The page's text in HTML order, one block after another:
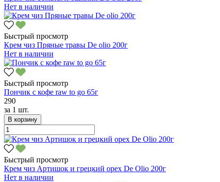
Нет в наличии
Быстрый просмотр
Крем чиз Пряные травы De olio 200г
Нет в наличии
Быстрый просмотр
Пончик с кофе raw to go 65г
290
за 1 шт.
В корзину
Быстрый просмотр
Крем чиз Артишок и грецкий орех De Olio 200г
Нет в наличии